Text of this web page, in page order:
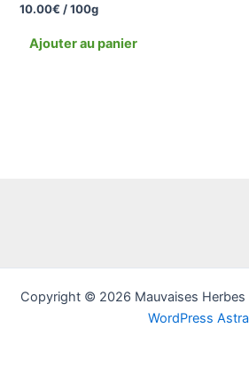
10.00€ / 100g
Ajouter au panier
Copyright © 2026 Mauvaises Herbes
WordPress Astra